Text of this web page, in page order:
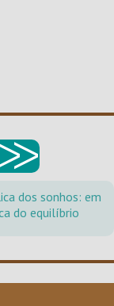
dos sonhos: em
do equilíbrio